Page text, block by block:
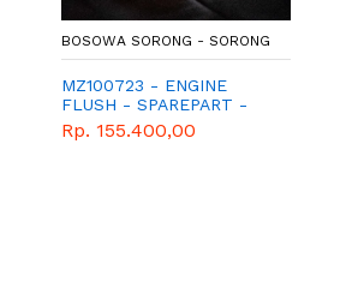
BOSOWA SORONG - SORONG
MZ100723 - ENGINE
FLUSH - SPAREPART -
MITSUBISHI - XPANDER -
PAJERO - MIRAGE -
Rp. 155.400,00